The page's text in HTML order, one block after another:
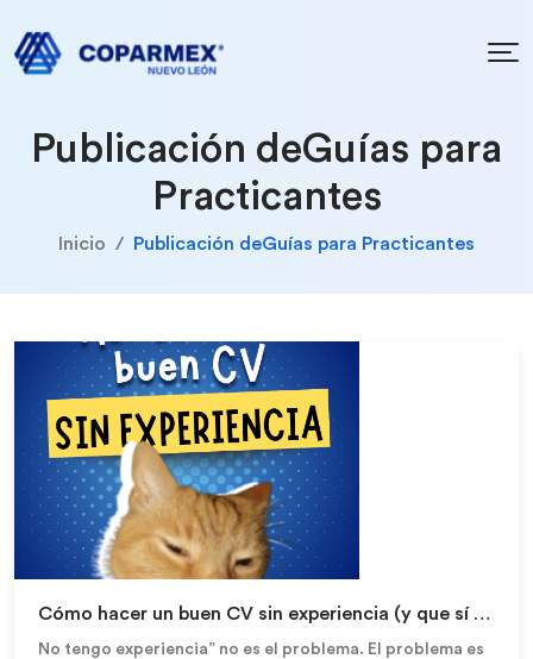
Publicación deGuías para
Practicantes
Inicio Publicación deGuías para Practicantes
Leer más
Cómo hacer un buen CV sin experiencia (y que sí te
No tengo experiencia” no es el problema. El problema es